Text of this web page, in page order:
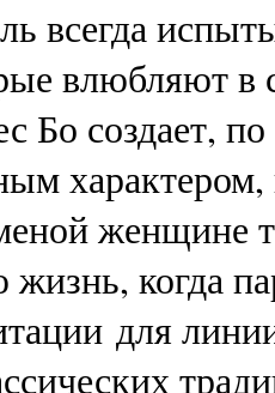
всегда
влюбляют в
Бо создает, по
женщине
жизнь, когда
для